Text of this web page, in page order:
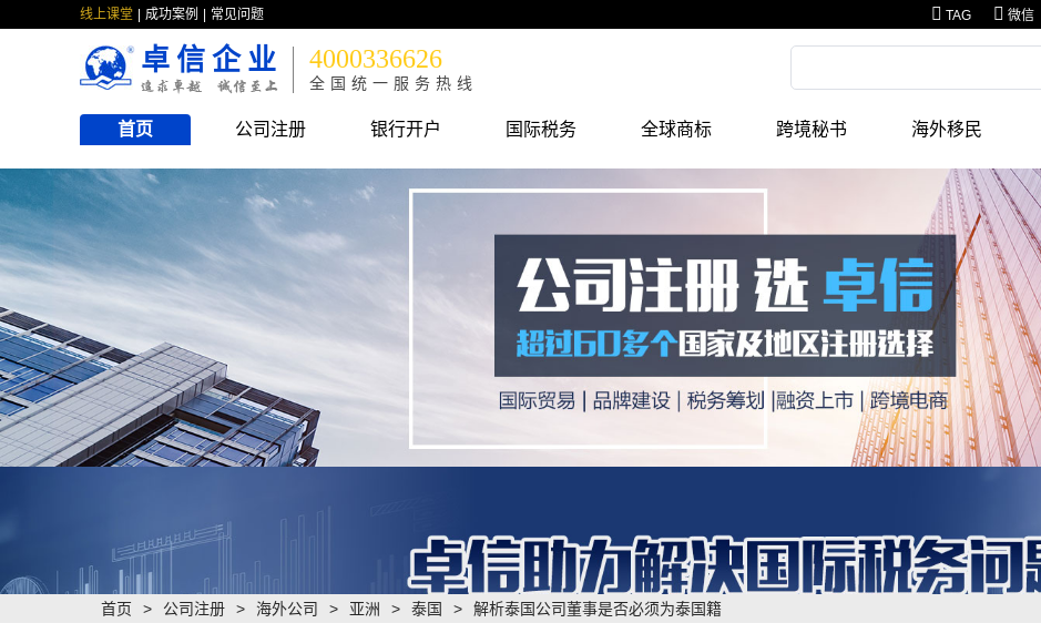
线上课堂 成功案例 常见问题 TAG 微信
卓信企业 4000336626
全国统一服务热线
首页 公司注册 银行开户 国际税务 全球商标 跨境秘书 海外移民
首页 > 公司注册 > 海外公司 > 亚洲 > 泰国 > 解析泰国公司董事是否必须为泰国籍